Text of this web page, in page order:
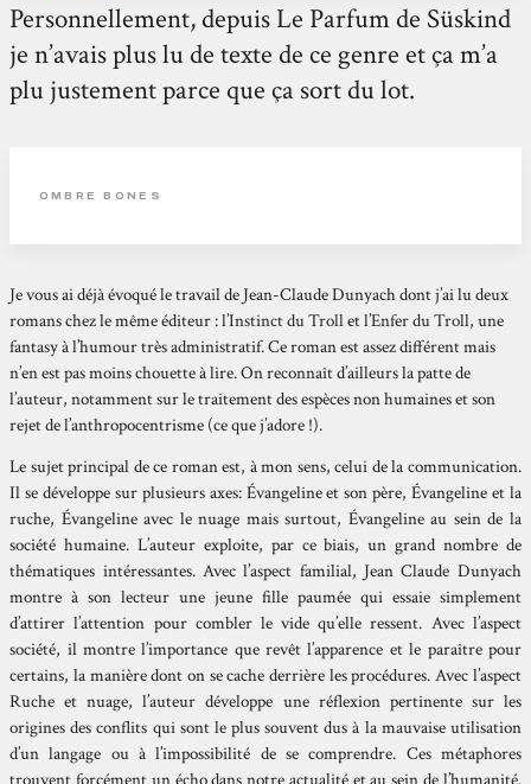
Personnellement, depuis Le Parfum de Süskind
je n’avais plus lu de texte de ce genre et ça m’a
plu justement parce que ça sort du lot.
OMBRE BONES
Je vous ai déjà évoqué le travail de Jean-Claude Dunyach dont j’ai lu deux
romans chez le même éditeur :l’Instinct du Trolletl’Enfer du Troll, une
fantasy à l’humour très administratif. Ce roman est assez différent mais
n’en est pas moins chouette à lire. On reconnaît d’ailleurs la patte de
l’auteur, notamment sur le traitement des espèces non humaines et son
rejet de l’anthropocentrisme (ce que j’adore !).
Le sujet principal de ce roman est, à mon sens, celui de la communication.
Il se développe sur plusieurs axes: Évangeline et son père, Évangeline et la
ruche, Évangeline avec le nuage mais surtout, Évangeline au sein de la
société humaine. L’auteur exploite, par ce biais, un grand nombre de
thématiques intéressantes. Avec l’aspect familial, Jean Claude Dunyach
montre à son lecteur une jeune fille paumée qui essaie simplement
d’attirer l’attention pour combler le vide qu’elle ressent. Avec l’aspect
société, il montre l’importance que revêt l’apparence et le paraître pour
certains, la manière dont on se cache derrière les procédures. Avec l’aspect
Ruche et nuage, l’auteur développe une réflexion pertinente sur les
origines des conflits qui sont le plus souvent dus à la mauvaise utilisation
d’un langage ou à l’impossibilité de se comprendre. Ces métaphores